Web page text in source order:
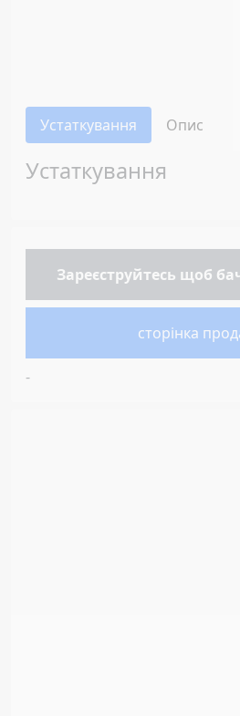
Устаткування Опис
Устаткування
Зареєструйтесь щоб
сторінка
-